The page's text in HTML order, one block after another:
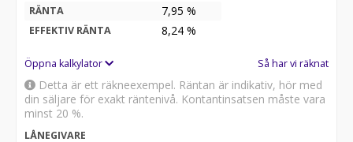
• Få mer info om utrustning och tillval
Därför ska du välja Riddermark Bil:
* Störst i Sverige på begagnade bilar
* Erbjuder hemleverans i hela Sverige
* 14 dagars helförsäkring via Folksam
* Över 10 tusen omdömen på Trustpilot
RÄNTA 7,95 %
EFFEKTIV RÄNTA 8,24 %
Öppna kalkylator Så har vi räknat
Detta är ett räkneexempel. Räntan är indikativ, hör med
din säljare för exakt räntenivå. Kontantinsatsen måste vara
minst 20 %.
LÅNEGIVARE